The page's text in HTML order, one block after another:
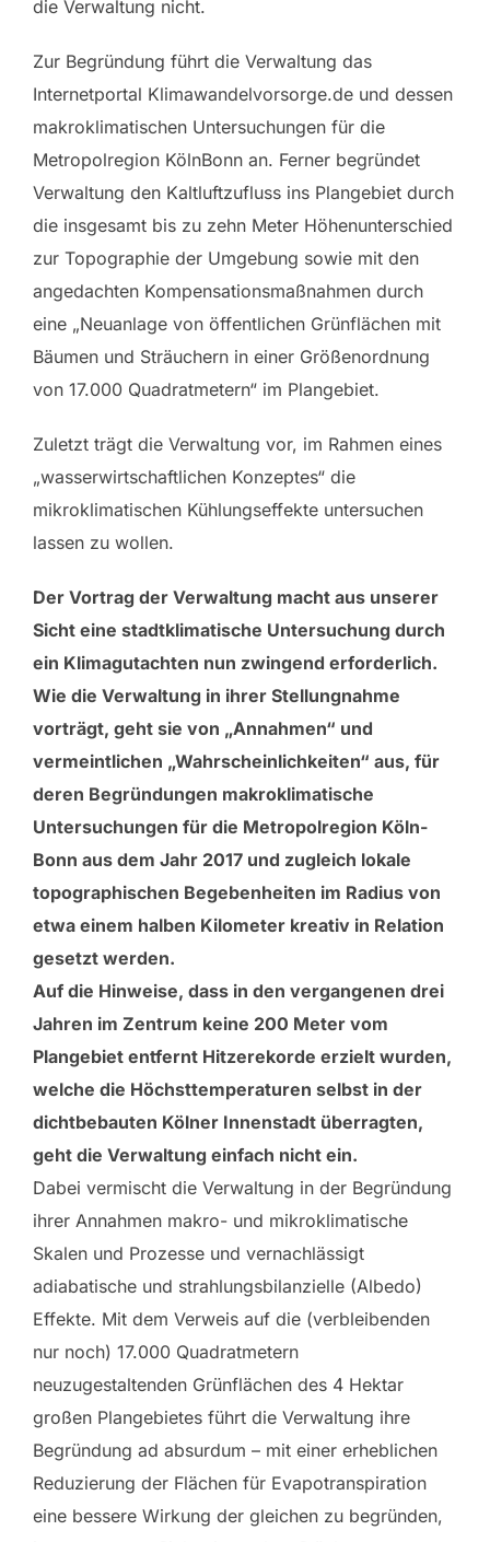
die Verwaltung nicht.
Zur Begründung führt die Verwaltung das
Internetportal Klimawandelvorsorge.de und dessen
makroklimatischen Untersuchungen für die
Metropolregion KölnBonn an. Ferner begründet
Verwaltung den Kaltluftzufluss ins Plangebiet durch
die insgesamt bis zu zehn Meter Höhenunterschied
zur Topographie der Umgebung sowie mit den
angedachten Kompensationsmaßnahmen durch
eine „Neuanlage von öffentlichen Grünflächen mit
Bäumen und Sträuchern in einer Größenordnung
von 17.000 Quadratmetern“ im Plangebiet.
Zuletzt trägt die Verwaltung vor, im Rahmen eines
„wasserwirtschaftlichen Konzeptes“ die
mikroklimatischen Kühlungseffekte untersuchen
lassen zu wollen.
Der Vortrag der Verwaltung macht aus unserer
Sicht eine stadtklimatische Untersuchung durch
ein Klimagutachten nun zwingend erforderlich.
Wie die Verwaltung in ihrer Stellungnahme
vorträgt, geht sie von „Annahmen“ und
vermeintlichen „Wahrscheinlichkeiten“ aus, für
deren Begründungen makroklimatische
Untersuchungen für die Metropolregion Köln-
Bonn aus dem Jahr 2017 und zugleich lokale
topographischen Begebenheiten im Radius von
etwa einem halben Kilometer kreativ in Relation
gesetzt werden.
Auf die Hinweise, dass in den vergangenen drei
Jahren im Zentrum keine 200 Meter vom
Plangebiet entfernt Hitzerekorde erzielt wurden,
welche die Höchsttemperaturen selbst in der
dichtbebauten Kölner Innenstadt überragten,
geht die Verwaltung einfach nicht ein.
Dabei vermischt die Verwaltung in der Begründung
ihrer Annahmen makro- und mikroklimatische
Skalen und Prozesse und vernachlässigt
adiabatische und strahlungsbilanzielle (Albedo)
Effekte. Mit dem Verweis auf die (verbleibenden
nur noch) 17.000 Quadratmetern
neuzugestaltenden Grünflächen des 4 Hektar
großen Plangebietes führt die Verwaltung ihre
Begründung ad absurdum – mit einer erheblichen
Reduzierung der Flächen für Evapotranspiration
eine bessere Wirkung der gleichen zu begründen,